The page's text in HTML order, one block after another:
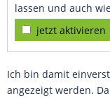
lassen und auch
jetzt aktivieren
Ich bin damit
angezeigt werden.